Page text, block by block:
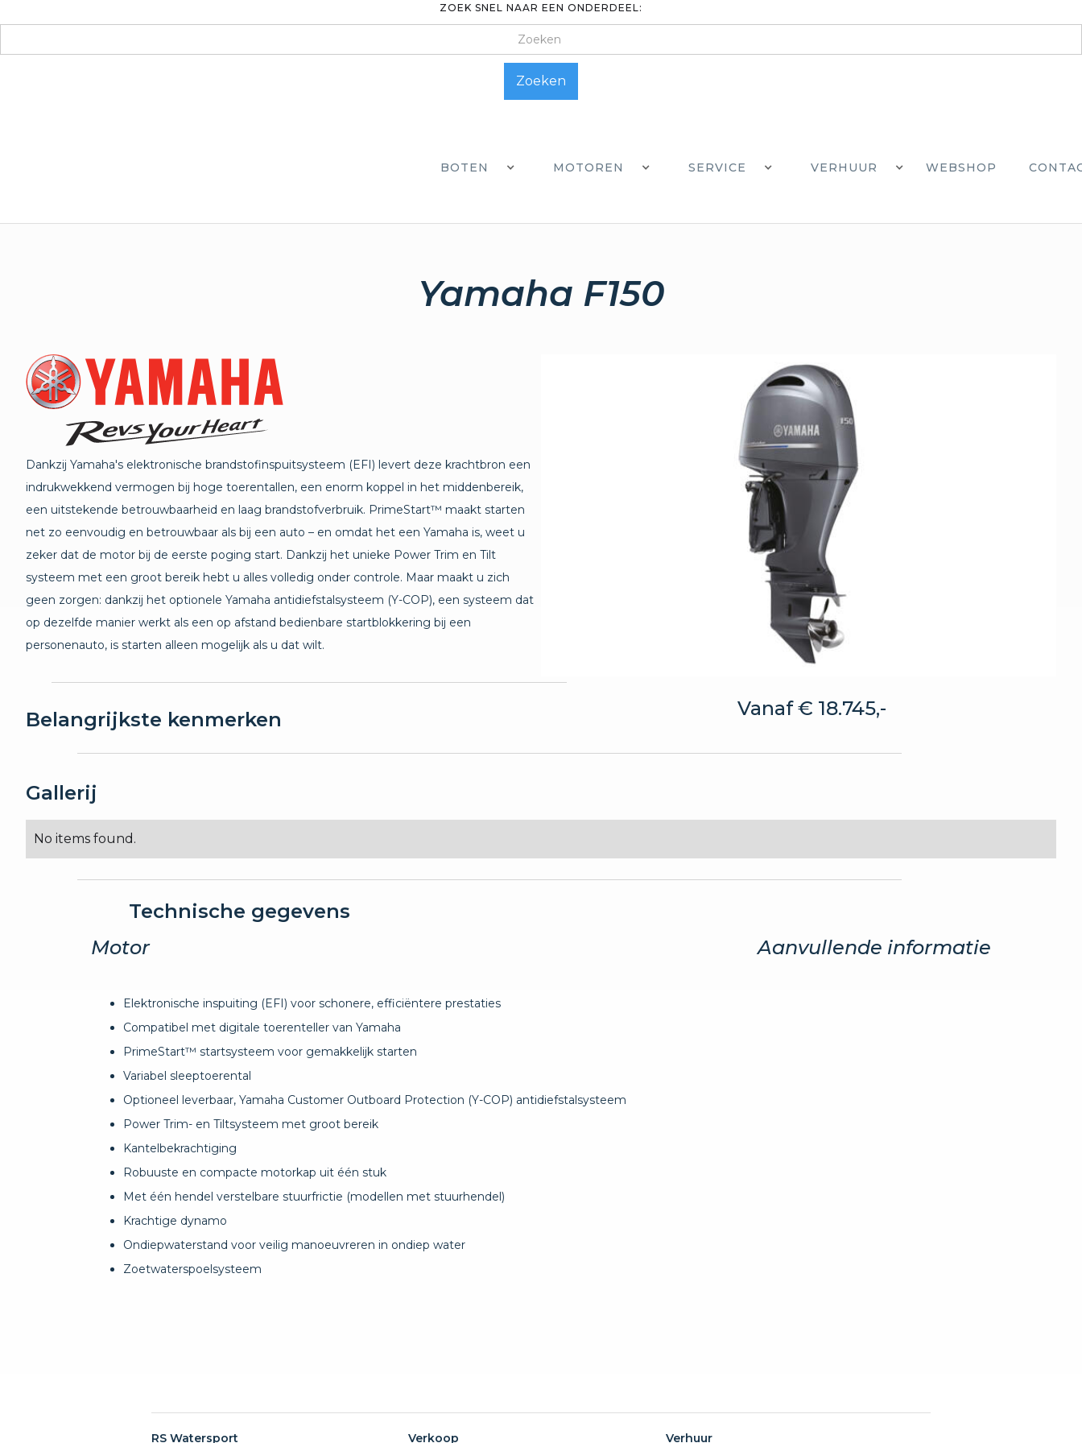
ZOEK SNEL NAAR EEN ONDERDEEL:
BOTEN MOTOREN SERVICE VERHUUR WEBSHOP
Yamaha F150
Dankzij Yamaha's elektronische brandstofinspuitsysteem (EFI) levert deze krachtbron een
indrukwekkend vermogen bij hoge toerentallen, een enorm koppel in het middenbereik,
een uitstekende betrouwbaarheid en laag brandstofverbruik. PrimeStart™ maakt starten
net zo eenvoudig en betrouwbaar als bij een auto – en omdat het een Yamaha is, weet u
zeker dat de motor bij de eerste poging start. Dankzij het unieke Power Trim en Tilt
systeem met een groot bereik hebt u alles volledig onder controle. Maar maakt u zich
geen zorgen: dankzij het optionele Yamaha antidiefstalsysteem (Y-COP), een systeem dat
op dezelfde manier werkt als een op afstand bedienbare startblokkering bij een
personenauto, is starten alleen mogelijk als u dat wilt.
Belangrijkste kenmerken Vanaf € 18.745,-
Gallerij
No items found.
Technische gegevens
Motor
Elektronische inspuiting (EFI) voor schonere, efficiëntere prestaties
Compatibel met digitale toerenteller van Yamaha
PrimeStart™ startsysteem voor gemakkelijk starten
Variabel sleeptoerental
Optioneel leverbaar, Yamaha Customer Outboard Protection (Y-COP) antidiefstalsysteem
Power Trim- en Tiltsysteem met groot bereik
Kantelbekrachtiging
Robuuste en compacte motorkap uit één stuk
Met één hendel verstelbare stuurfrictie (modellen met stuurhendel)
Krachtige dynamo
Ondiepwaterstand voor veilig manoeuvreren in ondiep water
Zoetwaterspoelsysteem
Aanvullende informatie
RS Watersport Verkoop Verhuur